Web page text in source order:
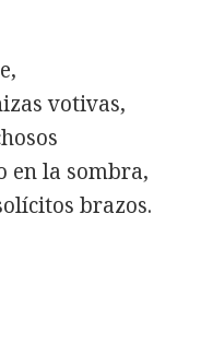
votivas,
en la sombra,
brazos.